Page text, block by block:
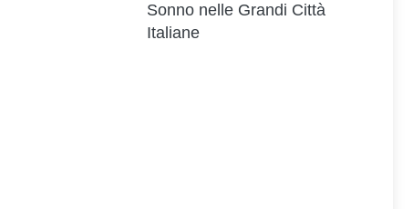
Sonno nelle Grandi Città
Italiane